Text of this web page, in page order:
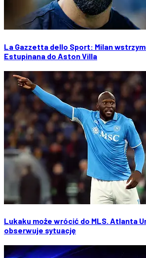
La Gazzetta dello Sport: Milan
Estupinana do Aston Villa
Lukaku może wrócić do MLS. Atlanta
obserwuje sytuację